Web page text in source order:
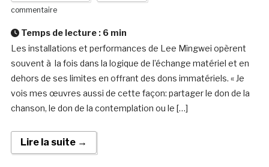
commentaire
Temps de lecture : 6 min
Les installations et performances de Lee Mingwei opèrent
souvent à la fois dans la logique de l’échange matériel et en
dehors de ses limites en offrant des dons immatériels. « Je
vois mes œuvres aussi de cette façon: partager le don de la
chanson, le don de la contemplation ou le […]
Lire la suite →